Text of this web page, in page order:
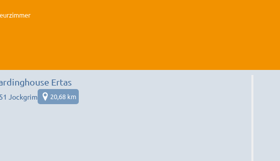
Ertas
Jockgrim 20,68 km